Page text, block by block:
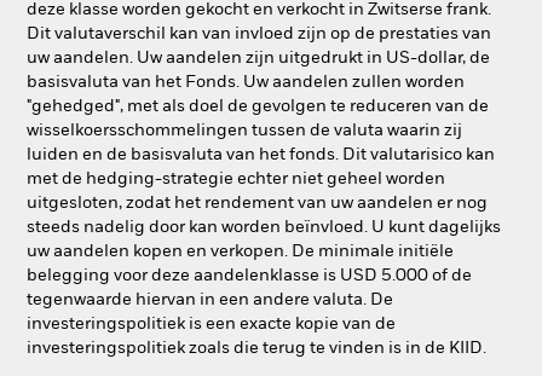
deze klasse worden gekocht en verkocht in Zwitserse frank.
Dit valutaverschil kan van invloed zijn op de prestaties van
uw aandelen. Uw aandelen zijn uitgedrukt in US-dollar, de
basisvaluta van het Fonds. Uw aandelen zullen worden
"gehedged", met als doel de gevolgen te reduceren van de
wisselkoersschommelingen tussen de valuta waarin zij
luiden en de basisvaluta van het fonds. Dit valutarisico kan
met de hedging-strategie echter niet geheel worden
uitgesloten, zodat het rendement van uw aandelen er nog
steeds nadelig door kan worden beïnvloed. U kunt dagelijks
uw aandelen kopen en verkopen. De minimale initiële
belegging voor deze aandelenklasse is USD 5.000 of de
tegenwaarde hiervan in een andere valuta. De
investeringspolitiek is een exacte kopie van de
investeringspolitiek zoals die terug te vinden is in de KIID.